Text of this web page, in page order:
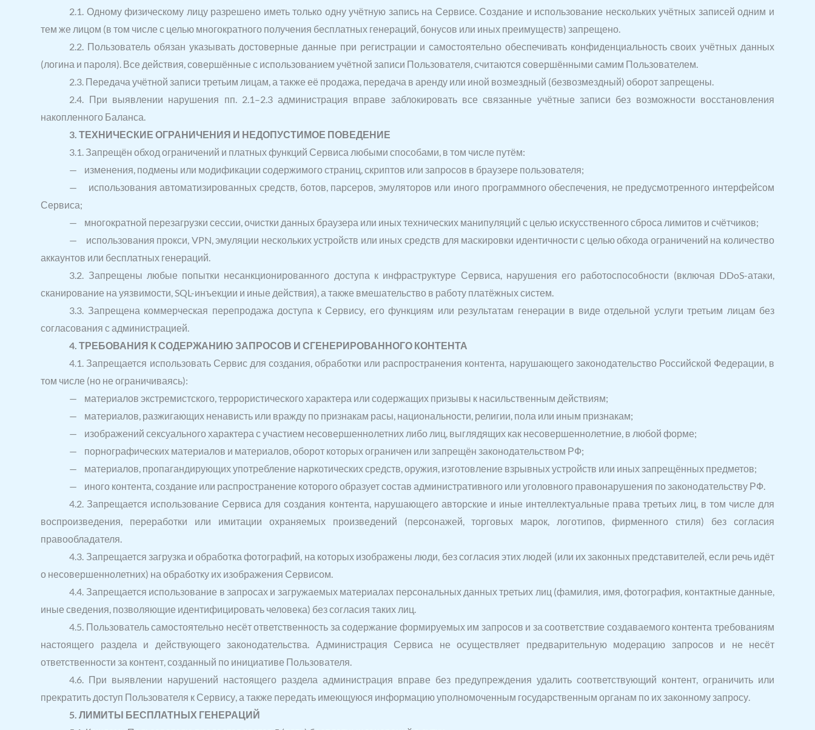
2.1. Одному физическому лицу разрешено иметь только одну учётную запись на Сервисе. Создание и использование нескольких учётных записей одним и
тем же лицом (в том числе с целью многократного получения бесплатных генераций, бонусов или иных преимуществ) запрещено.
2.2. Пользователь обязан указывать достоверные данные при регистрации и самостоятельно обеспечивать конфиденциальность своих учётных данных
(логина и пароля). Все действия, совершённые с использованием учётной записи Пользователя, считаются совершёнными самим Пользователем.
2.3. Передача учётной записи третьим лицам, а также её продажа, передача в аренду или иной возмездный (безвозмездный) оборот запрещены.
2.4. При выявлении нарушения пп. 2.1–2.3 администрация вправе заблокировать все связанные учётные записи без возможности восстановления
накопленного Баланса.
3. ТЕХНИЧЕСКИЕ ОГРАНИЧЕНИЯ И НЕДОПУСТИМОЕ ПОВЕДЕНИЕ
3.1. Запрещён обход ограничений и платных функций Сервиса любыми способами, в том числе путём:
— изменения, подмены или модификации содержимого страниц, скриптов или запросов в браузере пользователя;
— использования автоматизированных средств, ботов, парсеров, эмуляторов или иного программного обеспечения, не предусмотренного интерфейсом
Сервиса;
— многократной перезагрузки сессии, очистки данных браузера или иных технических манипуляций с целью искусственного сброса лимитов и счётчиков;
— использования прокси, VPN, эмуляции нескольких устройств или иных средств для маскировки идентичности с целью обхода ограничений на количество
аккаунтов или бесплатных генераций.
3.2. Запрещены любые попытки несанкционированного доступа к инфраструктуре Сервиса, нарушения его работоспособности (включая DDoS-атаки,
сканирование на уязвимости, SQL-инъекции и иные действия), а также вмешательство в работу платёжных систем.
3.3. Запрещена коммерческая перепродажа доступа к Сервису, его функциям или результатам генерации в виде отдельной услуги третьим лицам без
согласования с администрацией.
4. ТРЕБОВАНИЯ К СОДЕРЖАНИЮ ЗАПРОСОВ И СГЕНЕРИРОВАННОГО КОНТЕНТА
4.1. Запрещается использовать Сервис для создания, обработки или распространения контента, нарушающего законодательство Российской Федерации, в
том числе (но не ограничиваясь):
— материалов экстремистского, террористического характера или содержащих призывы к насильственным действиям;
— материалов, разжигающих ненависть или вражду по признакам расы, национальности, религии, пола или иным признакам;
— изображений сексуального характера с участием несовершеннолетних либо лиц, выглядящих как несовершеннолетние, в любой форме;
— порнографических материалов и материалов, оборот которых ограничен или запрещён законодательством РФ;
— материалов, пропагандирующих употребление наркотических средств, оружия, изготовление взрывных устройств или иных запрещённых предметов;
— иного контента, создание или распространение которого образует состав административного или уголовного правонарушения по законодательству РФ.
4.2. Запрещается использование Сервиса для создания контента, нарушающего авторские и иные интеллектуальные права третьих лиц, в том числе для
воспроизведения, переработки или имитации охраняемых произведений (персонажей, торговых марок, логотипов, фирменного стиля) без согласия
правообладателя.
4.3. Запрещается загрузка и обработка фотографий, на которых изображены люди, без согласия этих людей (или их законных представителей, если речь идёт
о несовершеннолетних) на обработку их изображения Сервисом.
4.4. Запрещается использование в запросах и загружаемых материалах персональных данных третьих лиц (фамилия, имя, фотография, контактные данные,
иные сведения, позволяющие идентифицировать человека) без согласия таких лиц.
4.5. Пользователь самостоятельно несёт ответственность за содержание формируемых им запросов и за соответствие создаваемого контента требованиям
настоящего раздела и действующего законодательства. Администрация Сервиса не осуществляет предварительную модерацию запросов и не несёт
ответственности за контент, созданный по инициативе Пользователя.
4.6. При выявлении нарушений настоящего раздела администрация вправе без предупреждения удалить соответствующий контент, ограничить или
прекратить доступ Пользователя к Сервису, а также передать имеющуюся информацию уполномоченным государственным органам по их законному запросу.
5. ЛИМИТЫ БЕСПЛАТНЫХ ГЕНЕРАЦИЙ